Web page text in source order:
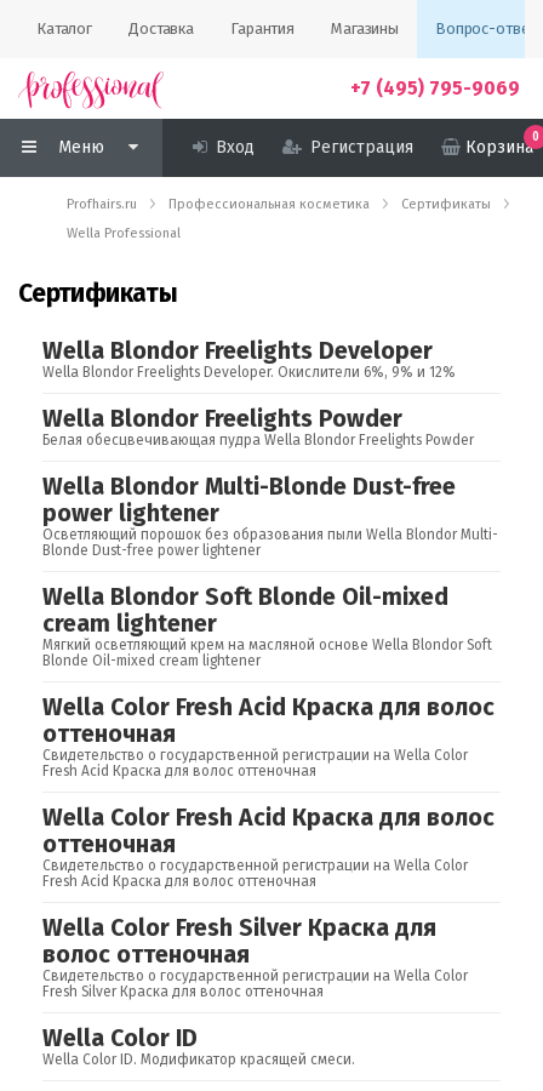
Каталог Доставка Гарантия Магазины Вопрос-ответ
+7 (495) 795-9069
Меню Вход Регистрация Корзина
0
Profhairs.ru Профессиональная косметика
Сертификаты
Wella Professional
Сертификаты
Wella Blondor Freelights Developer
Wella Blondor Freelights Developer. Окислители 6%, 9% и 12%
Wella Blondor Freelights Powder
Белая обесцвечивающая пудра Wella Blondor Freelights Powder
Wella Blondor Multi-Blonde Dust-free
power lightener
Осветляющий порошок без образования пыли Wella Blondor Multi-
Blonde Dust-free power lightener
Wella Blondor Soft Blonde Oil-mixed
cream lightener
Мягкий осветляющий крем на масляной основе Wella Blondor Soft
Blonde Oil-mixed cream lightener
Wella Color Fresh Acid Краска для волос
оттеночная
Свидетельство о государственной регистрации на Wella Color
Fresh Acid Краска для волос оттеночная
Wella Color Fresh Acid Краска для волос
оттеночная
Свидетельство о государственной регистрации на Wella Color
Fresh Acid Краска для волос оттеночная
Wella Color Fresh Silver Краска для
волос оттеночная
Свидетельство о государственной регистрации на Wella Color
Fresh Silver Краска для волос оттеночная
Wella Color ID
Wella Color ID. Модификатор красящей смеси.